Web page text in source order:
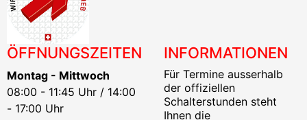
ÖFFNUNGSZEITEN
Montag - Mittwoch
08:00 - 11:45 Uhr / 14:00
- 17:00 Uhr
INFORMATIONEN
Für Termine ausserhalb
der offiziellen
Schalterstunden steht
Ihnen die